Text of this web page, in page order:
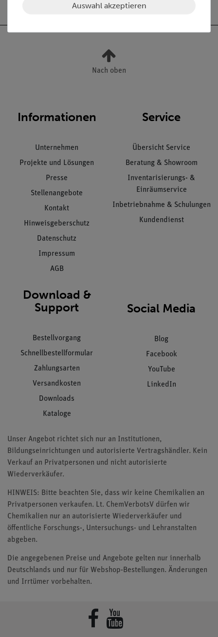
Nach oben
Informationen
Unternehmen
Projekte und Lösungen
Presse
Stellenangebote
Kontakt
Hinweisgeberschutz
Datenschutz
Impressum
AGB
Service
Übersicht Service
Beratung & Showroom
Inventarisierungs- &
Einräumservice
Inbetriebnahme & Schulungen
Kundendienst
Download &
Support
Bestellvorgang
Schnellbestellformular
Zahlungsarten
Versandkosten
Downloads
Kataloge
Social Media
Blog
Facebook
YouTube
LinkedIn
Unser Angebot richtet sich nur an Institutionen,
Bildungseinrichtungen und autorisierte Vertragshändler. Kein
Verkauf an Privatpersonen und nicht autorisierte
Wiederverkäufer.
HINWEIS: Bitte beachten Sie, dass wir keine Chemikalien an
Privatpersonen verkaufen. Lt. ChemVerbotsV dürfen wir
Chemikalien nur an autorisierte Wiederverkäufer und
öffentliche Forschungs-, Untersuchungs- und Lehranstalten
abgeben.
Die angegebenen Preise und Angebote gelten nur innerhalb
Deutschlands und nur für Webshop-Bestellungen. Änderungen
und Irrtümer vorbehalten.
Auswahl akzeptieren